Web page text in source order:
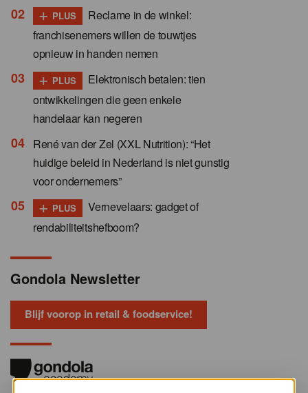
+ PLUS
Reclame in de winkel:
franchisenemers willen de touwtjes
opnieuw in handen nemen
+ PLUS
Elektronisch betalen: tien
ontwikkelingen die geen enkele
handelaar kan negeren
René van der Zel (XXL Nutrition): “Het
huidige beleid in Nederland is niet gunstig
voor ondernemers”
+ PLUS
Vernevelaars: gadget of
rendabiliteitshefboom?
Gondola Newsletter
Blijf voorop in retail & foodservice!